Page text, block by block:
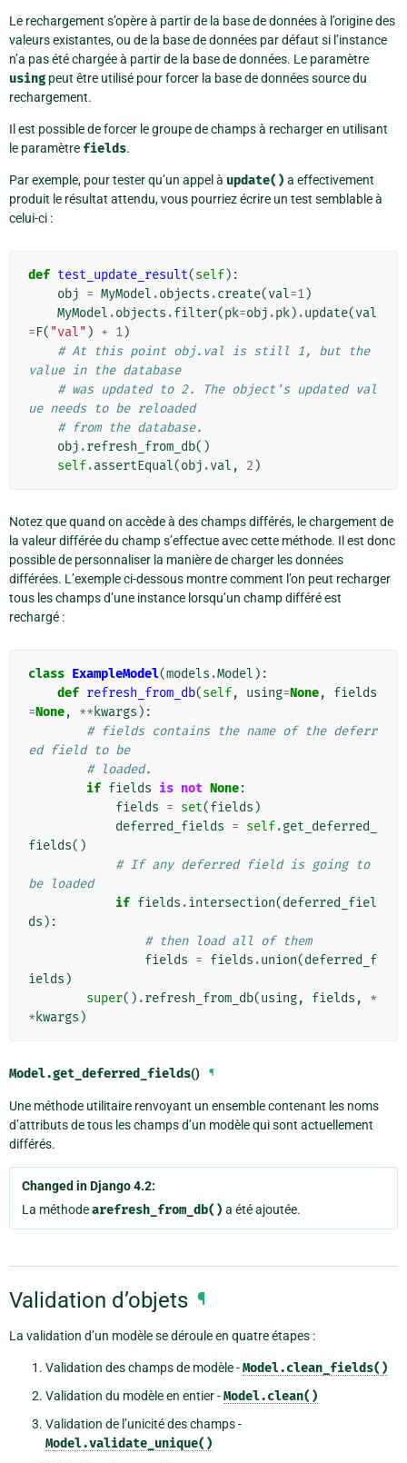
Le rechargement s’opère à partir de la base de données à l’origine des
valeurs existantes, ou de la base de données par défaut si l’instance
n’a pas été chargée à partir de la base de données. Le paramètre
using peut être utilisé pour forcer la base de données source du
rechargement.
Il est possible de forcer le groupe de champs à recharger en utilisant
le paramètre fields.
Par exemple, pour tester qu’un appel à update() a effectivement
produit le résultat attendu, vous pourriez écrire un test semblable à
celui-ci :
def test_update_result(self):
obj = MyModel .objects .create(val=1)
MyModel .objects .filter(pk=obj .pk) .update(val
=F( "val" ) + 1)
# At this point obj.val is still 1, but the
value in the database
# was updated to 2. The object's updated val
ue needs to be reloaded
# from the database.
obj .refresh_from_db()
self.assertEqual(obj .val , 2 )
Notez que quand on accède à des champs différés, le chargement de
la valeur différée du champ s’effectue avec cette méthode. Il est donc
possible de personnaliser la manière de charger les données
différées. L’exemple ci-dessous montre comment l’on peut recharger
tous les champs d’une instance lorsqu’un champ différé est
rechargé :
class ExampleModel(models .Model ):
def refresh_from_db(self, using=None,
fields
=None, ** kwargs ):
# fields contains the name of the deferr
ed field to be
# loaded.
if fields is not None:
fields = set(fields )
deferred_fields = self.get_deferred_
fields()
# If any deferred field is going to
be loaded
if fields .intersection(deferred_fiel
ds ):
# then load all of them
fields = fields .union(deferred_f
ields )
super() .refresh_from_db(using, fields ,
*
* kwargs )
Model.get_deferred_fields() ¶
Une méthode utilitaire renvoyant un ensemble contenant les noms
d’attributs de tous les champs d’un modèle qui sont actuellement
différés.
Changed in Django 4.2:
La méthodearefresh_from_db() a été ajoutée.
Validation d’objets ¶
La validation d’un modèle se déroule en quatre étapes :
Validation des champs de modèle -Model.clean_fields()
Validation du modèle en entier -Model.clean()
Validation de l’unicité des champs -
Model.validate_unique()